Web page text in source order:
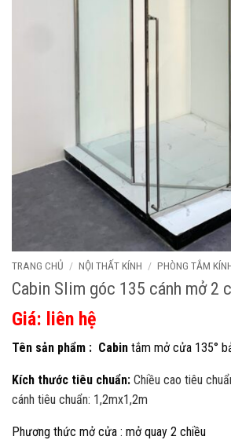
TRANG CHỦ / NỘI THẤT KÍNH / PHÒNG TẮM
Cabin Slim góc 135 cánh mở 2
Giá: liên hệ
Tên sản phẩm : Cabin tắm mở cửa 135°
Kích thước tiêu chuẩn: Chiều cao tiêu
cánh tiêu chuẩn: 1,2mx1,2m
Phương thức mở cửa : mở quay 2 chiều